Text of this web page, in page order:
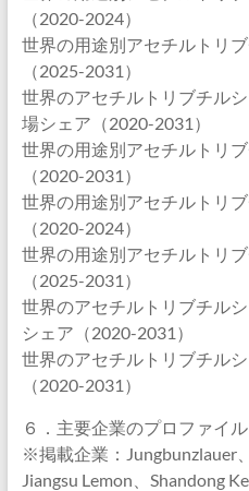
（2020-2024）
世界の用途別アセチルトリ
（2025-2031）
世界のアセチルトリブチル
場シェア（2020-2031）
世界の用途別アセチルトリ
（2020-2031）
世界の用途別アセチルトリ
（2020-2024）
世界の用途別アセチルトリ
（2025-2031）
世界のアセチルトリブチル
シェア（2020-2031）
世界のアセチルトリブチル
（2020-2031）
６．主要企業のプロファイル
※掲載企業：Jungbunzlauer
Jiangsu Lemon、Shandong